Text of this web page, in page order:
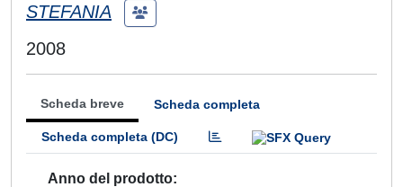
STEFANIA
2008
Scheda breve Scheda completa
Scheda completa (DC)
Anno del prodotto